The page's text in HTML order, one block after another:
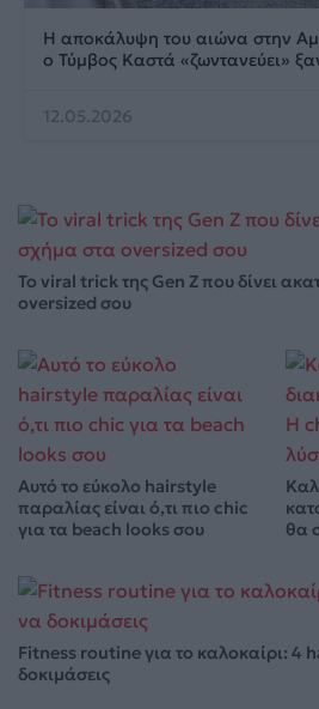
Η αποκάλυψη του αιώνα στην
ο Τύμβος Καστά «ζωντανεύει»
12.05.2026
Το viral trick της Gen Z που δίνει
oversized σου
Αυτό το εύκολο hairstyle
παραλίας είναι ό,τι πιο chic
για τα beach looks σου
θα
Fitness routine για το καλοκαίρι: 4
δοκιμάσεις